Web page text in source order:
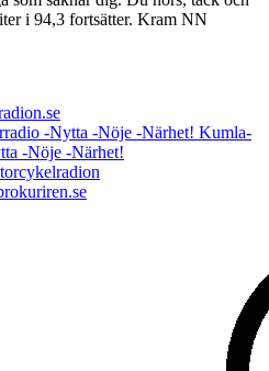
i 94,3 fortsätter. Kram NN
Kumla-
-Nöje -Närhet!